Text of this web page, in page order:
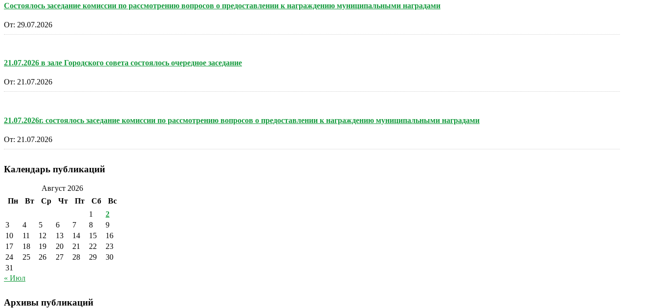
Состоялось заседание комиссии по рассмотрению вопросов о предоставлении к награждению муниципальными наградами
От: 29.07.2026
21.07.2026 в зале Городского совета состоялось очередное заседание
От: 21.07.2026
21.07.2026г. состоялось заседание комиссии по рассмотрению вопросов о предоставлении к награждению муниципальными наградами
От: 21.07.2026
Календарь публикаций
Август 2026
Пн
Вт Ср Чт Пт Сб
Вс
1
2
3
4 5 6 7 8
9
10
11 12 13 14 15
16
17
18 19 20 21 22
23
24
25 26 27 28 29
30
31
« Июл
Архивы публикаций